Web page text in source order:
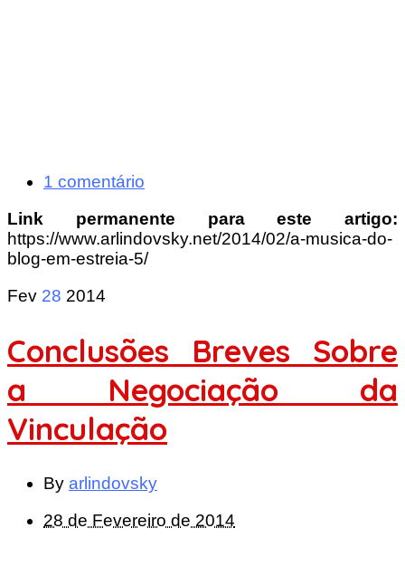
1 comentário
Link permanente para este artigo:
https://www.arlindovsky.net/2014/02/a-musica-do-
blog-em-estreia-5/
Fev 28 2014
Conclusões Breves Sobre
a Negociação da
Vinculação
By arlindovsky
28 de Fevereiro de 2014